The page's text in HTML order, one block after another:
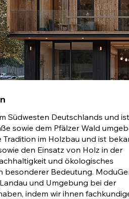
Südwesten Deutschlands und
sowie dem Pfälzer Wald
Tradition im Holzbau und ist
den Einsatz von Holz in der
und ökologisches
besonderer Bedeutung.
und Umgebung bei der
indem wir ihnen